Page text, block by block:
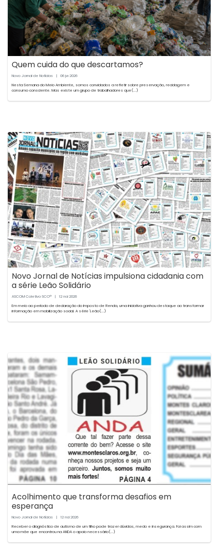
Quem cuida do que descartamos?
Novo Jornal de Notícias | 06 jun2026
Nesta Semana do Meio Ambiente, somos convidados a refletir sobre preservação, reciclagem e
consumo consciente. Mas existe um grupo de trabalhadores que(...)
Novo Jornal de Notícias impulsiona cidadania com
a série Leão Solidário
ASCOM Coletivo SCO® | 12 mai2026
Em meio ao período de declaração do Imposto de Renda, uma iniciativa ganhou destaque ao transformar
informação em mobilização social. A série 'Leão(...)
Acolhimento que transforma desafios em
esperança
Novo Jornal de Notícias | 12 mai2026
Receber o diagnóstico de autismo de um filho pode trazer dúvidas, medo e insegurança. Foi assim com
uma mãe que encontrou na ANDA o apoio necessário(...)